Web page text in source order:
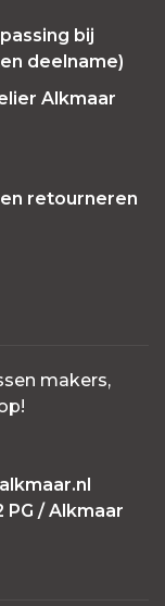
bij
deelname)
Alkmaar
retourneren
makers,
PG / Alkmaar